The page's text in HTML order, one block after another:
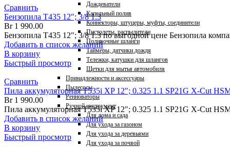
Дождеватели
Капельный полив
Коннекторы, штуцеры, муфты, соединители
Пистолеты, распылители
Поливочные шланги
Таймеры, датчики дождя
Тележки, катушки для шлангов
Щетки для мытья автомобиля
Принадлежности и аксессуары
Пылесосы
Ренноваторы
Ручной инструмент
Для дома и сада
Для ухода за газоном
Для ухода за деревьями
Для ухода за почвой
Сравнить
Бензопила T435 12″; 3/8 1.3
Br1 990.00
Бензопила T435 12"; 3/8 1.3 по выгодной цене Бензопила
Добавить в список желаний
В корзину
Быстрый просмотр
Сравнить
Пила аккумуляторная T535i XP 12″; 0.325 1.1 SP21G X-Cut
Br1 990.00
Пила аккумуляторная T535i XP 12″; 0.325 1.1 SP21G X-Cut
Добавить в список желаний
В корзину
Быстрый просмотр